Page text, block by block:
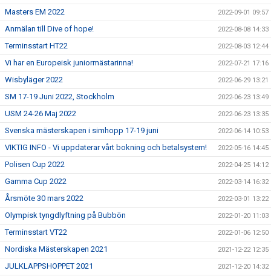
Masters EM 2022 2022-09-01 09:57
Anmälan till Dive of hope! 2022-08-08 14:33
Terminsstart HT22 2022-08-03 12:44
Vi har en Europeisk juniormästarinna! 2022-07-21 17:16
Wisbyläger 2022 2022-06-29 13:21
SM 17-19 Juni 2022, Stockholm 2022-06-23 13:49
USM 24-26 Maj 2022 2022-06-23 13:35
Svenska mästerskapen i simhopp 17-19 juni 2022-06-14 10:53
VIKTIG INFO - Vi uppdaterar vårt bokning och betalsystem! 2022-05-16 14:45
Polisen Cup 2022 2022-04-25 14:12
Gamma Cup 2022 2022-03-14 16:32
Årsmöte 30 mars 2022 2022-03-01 13:22
Olympisk tyngdlyftning på Bubbön 2022-01-20 11:03
Terminsstart VT22 2022-01-06 12:50
Nordiska Mästerskapen 2021 2021-12-22 12:35
JULKLAPPSHOPPET 2021 2021-12-20 14:32